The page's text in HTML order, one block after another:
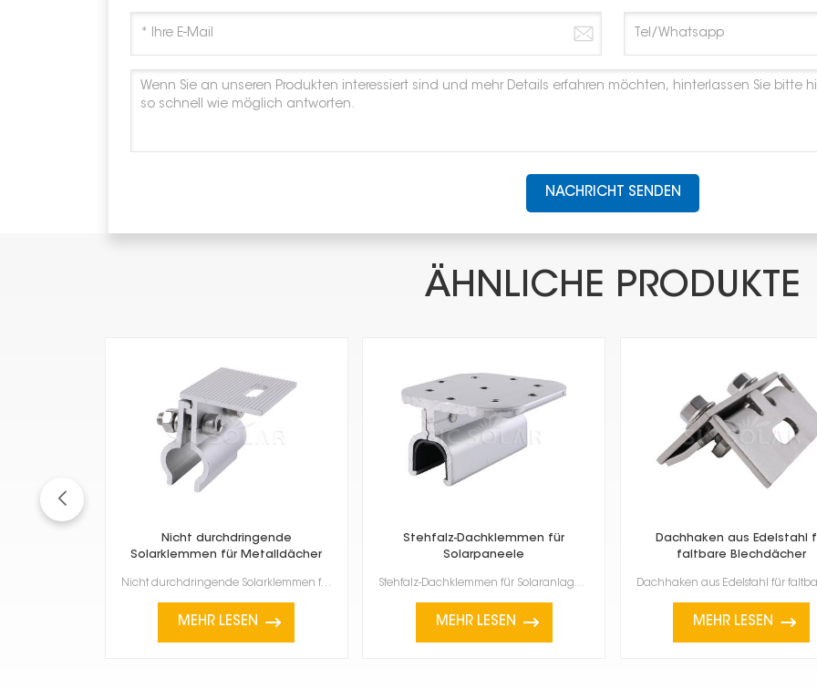
NACHRICHT SENDEN
ÄHNLICHE PRODUKTE
Nicht durchdringende
Solarklemmen für Metalldächer
Nicht durchdringende Solarklemmen für Metalldächer Diese Klemmen sind eine clevere Möglichkeit, Sola...
MEHR LESEN
Stehfalz-Dachklemmen für
Solarpaneele
Stehfalz-Dachklemmen für Solaranlagen sind speziell für die Befestigung von Solarmodulen auf Metalld...
MEHR LESEN
Dachhaken aus Edelstahl
faltbare Blechdächer
MEHR LESEN